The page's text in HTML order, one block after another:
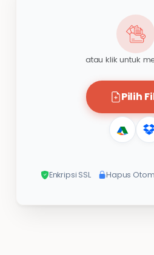
atau klik untuk
Pilih
Enkripsi SSL Hapus